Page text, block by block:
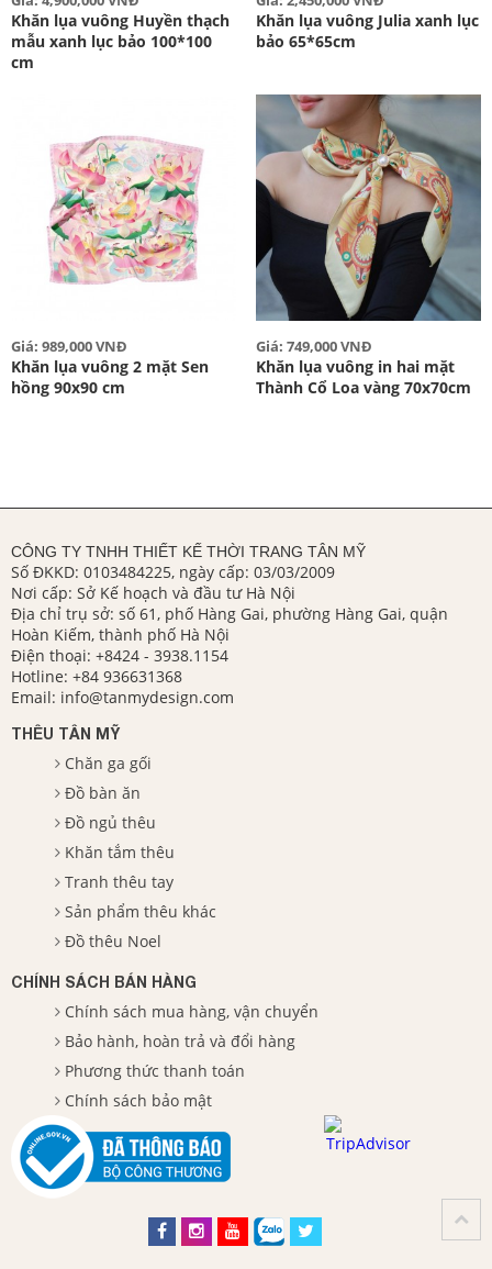
Khăn lụa vuông Huyền thạch
mẫu xanh lục bảo 100*100
cm
Khăn lụa vuông Julia xanh lục
bảo 65*65cm
Giá: 989,000 VNĐ
Khăn lụa vuông 2 mặt Sen
hồng 90x90 cm
Giá: 749,000 VNĐ
Khăn lụa vuông in hai mặt
Thành Cổ Loa vàng 70x70cm
CÔNG TY TNHH THIẾT KẾ THỜI TRANG TÂN MỸ
Số ĐKKD: 0103484225, ngày cấp: 03/03/2009
Nơi cấp: Sở Kế hoạch và đầu tư Hà Nội
Địa chỉ trụ sở: số 61, phố Hàng Gai, phường Hàng Gai, quận
Hoàn Kiếm, thành phố Hà Nội
Điện thoại: +8424 - 3938.1154
Hotline: +84 936631368
Email: info@tanmydesign.com
THÊU TÂN MỸ
Chăn ga gối
Đồ bàn ăn
Đồ ngủ thêu
Khăn tắm thêu
Tranh thêu tay
Sản phẩm thêu khác
Đồ thêu Noel
CHÍNH SÁCH BÁN HÀNG
Chính sách mua hàng, vận chuyển
Bảo hành, hoàn trả và đổi hàng
Phương thức thanh toán
Chính sách bảo mật